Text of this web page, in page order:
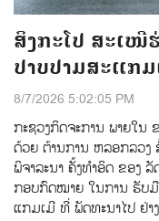
ສິງກະໂປ ສະເໜີ
ປາບປາມສະແກມ
8/7/2026 5:02:05 PM
ກະຊວງກິດຈະການ ພາຍໃນ
ດ້ວຍ ຕ້ານການ ຫລອກລວງ
ພິຈາລະນາ ຄັ້ງທຳອິດ ຂອງ
ກອບກົດໝາຍ ໃນການ ຮັບ
ແກມເມີ ທີ່ ພັດທະນາໄປ ຢ່າ